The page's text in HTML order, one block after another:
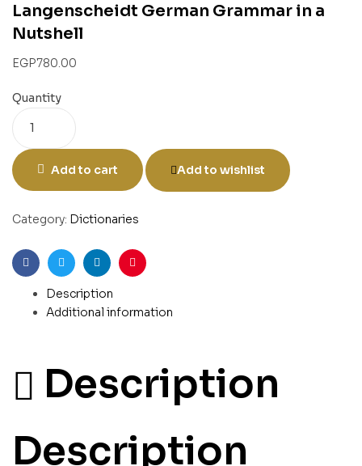
Langenscheidt German Grammar in a
Nutshell
EGP780.00
Quantity
Add to cart Add to wishlist
Category: Dictionaries
FacebookTwitterLinkedinPinterest
Description
Additional information
Description
Description